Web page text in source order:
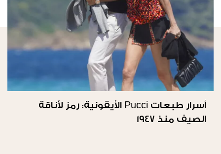
أسرار طبعات Pucci الأيقونية: رمز لأناقة
الصيف منذ 1947